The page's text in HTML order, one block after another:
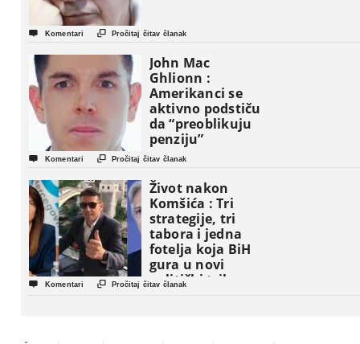
 Komentari  Pročitaj čitav članak
John Mac
Ghlionn :
Amerikanci se
aktivno podstiču
da “preoblikuju
penziju”
 Komentari  Pročitaj čitav članak
Život nakon
Komšića : Tri
strategije, tri
tabora i jedna
fotelja koja BiH
gura u novi
politički triler
 Komentari  Pročitaj čitav članak